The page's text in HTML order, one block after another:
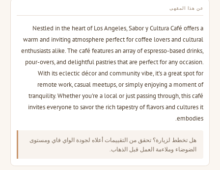
عن هذا المقهى
Nestled in the heart of Los Angeles, Sabor y Cultura Café offers a
warm and inviting atmosphere perfect for coffee lovers and cultural
enthusiasts alike. The café features an array of espresso-based drinks,
pour-overs, and delightful pastries that are perfect for any occasion.
With its eclectic décor and community vibe, it’s a great spot for
remote work, casual meetups, or simply enjoying a moment of
tranquility. Whether you're a local or just passing through, this café
invites everyone to savor the rich tapestry of flavors and cultures it
embodies.
هل تخطط لزيارة؟ تحقق من التقييمات أعلاه لجودة الواي فاي ومستوى
الضوضاء وملاءمة العمل قبل الذهاب.